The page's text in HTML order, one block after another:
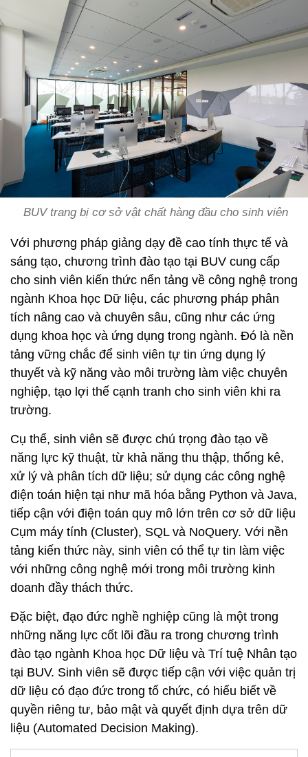
BUV trang bị cơ sở vật chất hàng đầu cho sinh viên
Với phương pháp giảng dạy đề cao tính thực tế và
sáng tạo, chương trình đào tạo tại BUV cung cấp
cho sinh viên kiến thức nển tảng về công nghệ trong
ngành Khoa học Dữ liệu, các phương pháp phân
tích nâng cao và chuyên sâu, cũng như các ứng
dụng khoa học và ứng dụng trong ngành. Đó là nền
tảng vững chắc để sinh viên tự tin ứng dụng lý
thuyết và kỹ năng vào môi trường làm việc chuyên
nghiệp, tạo lợi thế cạnh tranh cho sinh viên khi ra
trường.
Cụ thể, sinh viên sẽ được chú trọng đào tạo về
năng lực kỹ thuật, từ khả năng thu thập, thống kê,
xử lý và phân tích dữ liệu; sử dụng các công nghệ
điện toán hiện tại như mã hóa bằng Python và Java,
tiếp cận với điện toán quy mô lớn trên cơ sở dữ liệu
Cụm máy tính (Cluster), SQL và NoQuery. Với nền
tảng kiến thức này, sinh viên có thể tự tin làm việc
với những công nghệ mới trong môi trường kinh
doanh đầy thách thức.
Đặc biệt, đạo đức nghề nghiệp cũng là một trong
những năng lực cốt lõi đầu ra trong chương trình
đào tạo ngành Khoa học Dữ liệu và Trí tuệ Nhân tạo
tại BUV. Sinh viên sẽ được tiếp cận với việc quản trị
dữ liệu có đạo đức trong tổ chức, có hiểu biết về
quyền riêng tư, bảo mật và quyết định dựa trên dữ
liệu (Automated Decision Making).